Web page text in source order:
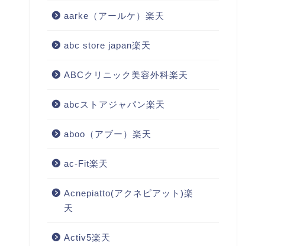
aarke（アールケ）楽天
abc store japan楽天
ABCクリニック美容外科楽天
abcストアジャパン楽天
aboo（アブー）楽天
ac-Fit楽天
Acnepiatto(アクネピアット)楽
天
Activ5楽天